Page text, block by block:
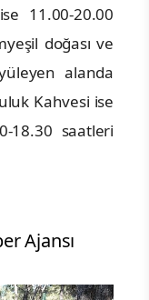
11.00-20.00
doğası ve
alanda
Kahvesi ise
18.30 saatleri
Ajansı